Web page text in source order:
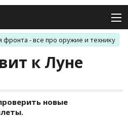
фронта - все про оружие и технику
к Луне
новые